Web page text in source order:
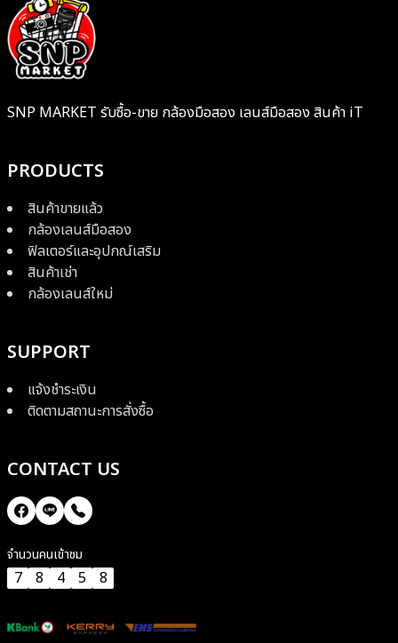
SNP MARKET รับซื้อ-ขาย กล้องมือสอง เลนส์มือสอง สินค้า iT
PRODUCTS
สินค้าขายแล้ว
กล้องเลนส์มือสอง
ฟิลเตอร์และอุปกณ์เสริม
สินค้าเช่า
กล้องเลนส์ใหม่
SUPPORT
แจ้งชำระเงิน
ติดตามสถานะการสั่งซื้อ
CONTACT US
จำนวนคนเข้าชม
7 8 4 5 8